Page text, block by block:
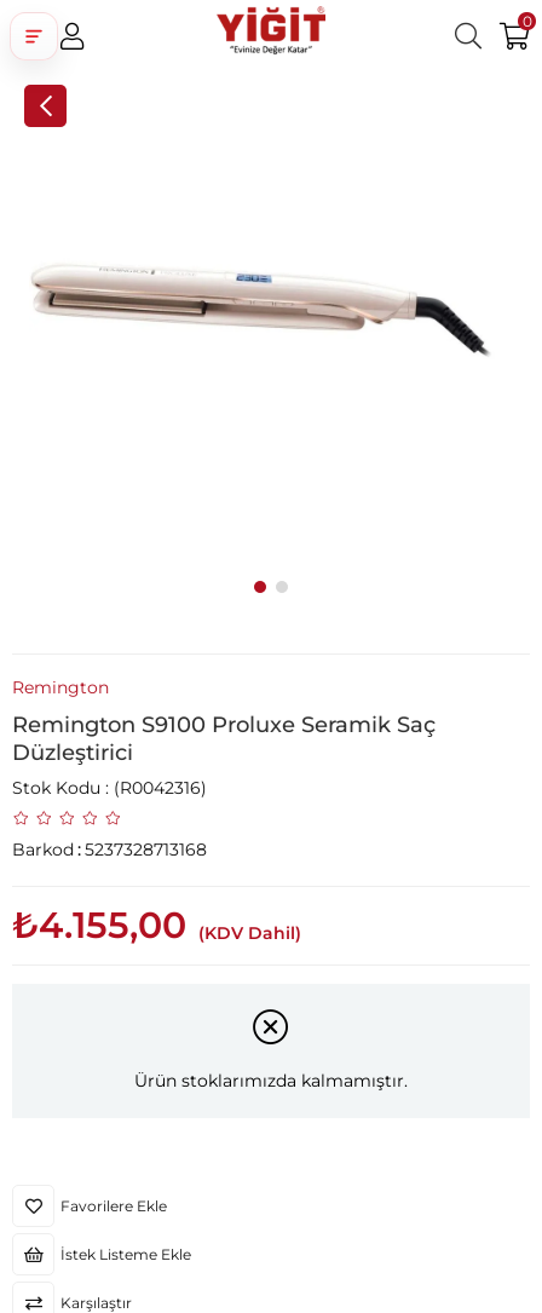
0
Remington
Remington S9100 Proluxe Seramik Saç
Düzleştirici
Stok Kodu (R0042316)
Barkod:5237328713168
₺4.155,00 (KDV Dahil)
Ürün stoklarımızda kalmamıştır.
Favorilere Ekle
İstek Listeme Ekle
Karşılaştır